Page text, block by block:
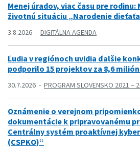
Menej úradov, viac času pre rodinu:
životnú situáciu „Narodenie
3.8.2026 DIGITÁLNA AGENDA
Ľudia v regiónoch uvidia ďalšie
podporilo 15 projektov za 8,6
30.7.2026 PROGRAM SLOVENSKO 2021 –
Oznámenie o verejnom
dokumentácie k pripravovanému
Centrálny systém proaktívnej
(CSPKO)“